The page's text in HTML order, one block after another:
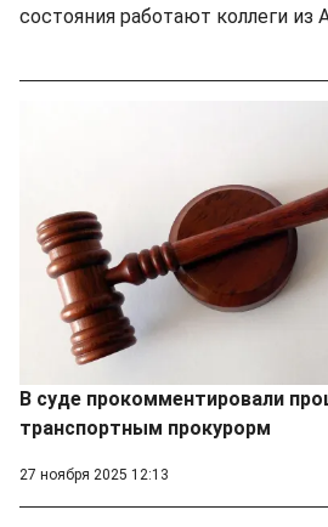
состояния работают коллеги из
В суде прокомментировали
транспортным прокурорм
27 ноября 2025 12:13